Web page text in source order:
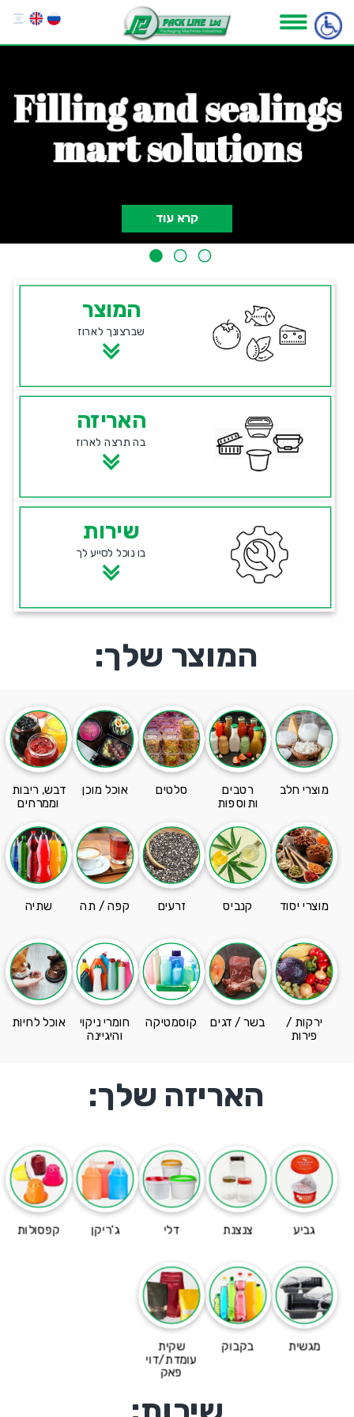
קרא עוד
Fillingandsealings
martsolutions
המוצר
שברצונך לארוז
האריזה
בה תרצה לארוז
שירות
בו נוכל לסייע לך
המוצר שלך:
מוצרי חלב
רטבים
ותוספות
סלטים אוכל מוכן
דבש, ריבות
וממרחים
מוצרי יסוד קנביס זרעים קפה / תה שתיה
ירקות /
פירות
בשר / דגים קוסמטיקה
חומרי ניקוי
והיגיינה
אוכל לחיות
האריזה שלך:
גביע צנצנת דלי ג'ריקן קפסולות
מגשית בקבוק
שקית
עומדת/דוי
פאק